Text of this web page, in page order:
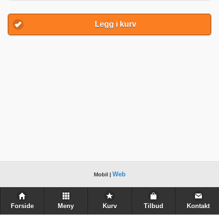
Legg i kurv
Mobil | Web
Forside Meny Kurv Tilbud Kontakt